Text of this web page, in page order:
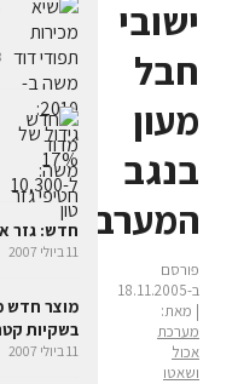
ישובי
חבל
מעון
בנגב
המערבי
פורסם
ב-18.11.2005
| מאת:
מערכת
אכול
ושאטו
חדש: גזר
11 ביולי 2007
מוצר חדש
בשקיות
11 ביולי 2007